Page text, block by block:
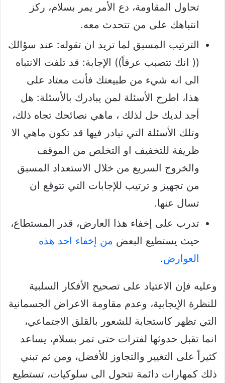
تحاول المقاومة، دع الأمر يمر بسلام، ركز
انتباهك على من تتحدث معه.
الترتيب المسبق لما تريد ان تقوله: عند سؤالك
(( انك تتصبب عرقاً)) الإجابة: قد تلفت الانتباه
الى انه شيء من طبيعتك فأنت معتاد على
هذا، اطرح الأسئلة لمن يبادرك بالأسئلة: هل
أجد لديك حل لذلك ، ماهي نصائحك تجاه ذلك،
وتلك الأسئلة التي تبادر فيها قد تكون ماهي الا
ظريفة للتخفيف او التخلص من الموقف
والخروج السريع من خلال الاستعداد المسبق
من تجهيز و ترتيب للإجابات التي تتوقع ان
تسال عنها.
تدرب على إخفاء هذا العارض، قدر المستطاع،
حيث يستطيع البعض من إخفاء احد هذه
العوارض.
وعليه فإن الاعتياد على تصحيح الأفكار السلبية
للنظرة الإيجابية، وعدم مقاومة الاعراض الجسمانية
التي تظهر كاستجابة للشعور بالقلق الاجتماعي،
انما تقبل حدوثها لفترات حتى تمر بسلام، يساعد
كثيراً على التغيير والتجاوز للأفضل، ومن ثم تبني
ذلك كمهارات دائمة تتحول الى سلوكيات، تستطيع